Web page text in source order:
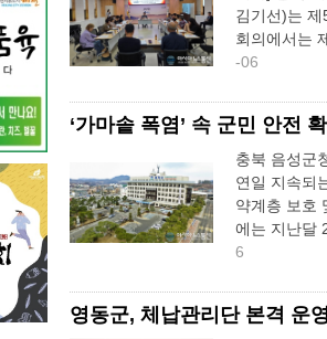
김기선)는
회의에서는
-06
‘가마솥 폭염’ 속 군민 안전
충북 음성군
연일 지속되
약계층 보호
에는 지난달
6
영동군, 체납관리단 본격 운